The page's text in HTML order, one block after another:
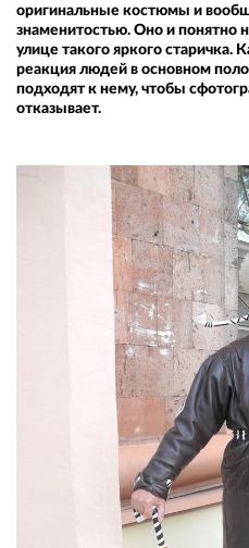
оригинальные костюмы и
знаменитостью. Оно и понятно
улице такого яркого старичка.
реакция людей в основном
подходят к нему, чтобы
отказывает.